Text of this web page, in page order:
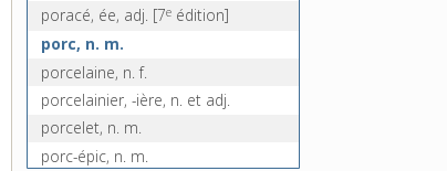
poracé, ée, adj. [7e édition]
porc, n. m.
porcelaine, n. f.
porcelainier, -ière, n. et adj.
porcelet, n. m.
porc-épic, n. m.